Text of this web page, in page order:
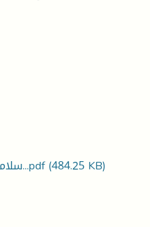
مذكرة pdf سلامي...pdf(484.25 KB)